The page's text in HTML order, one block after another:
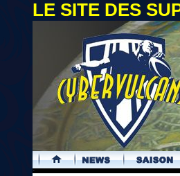
LE SITE DES
.